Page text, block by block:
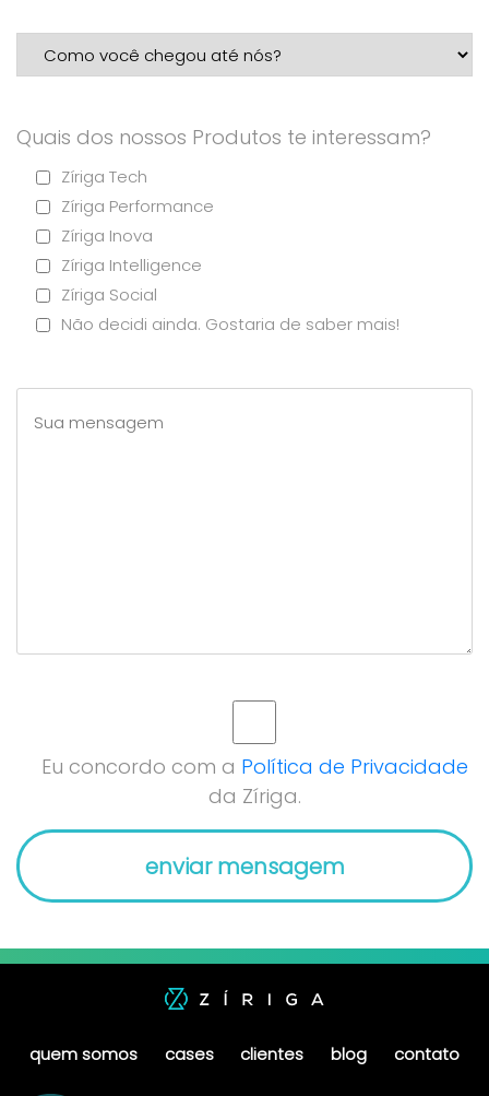
Quais dos nossos Produtos te interessam?
Zíriga Tech
Zíriga Performance
Zíriga Inova
Zíriga Intelligence
Zíriga Social
Não decidi ainda. Gostaria de saber mais!
Eu concordo com a Política de Privacidade
da Zíriga.
quem somos cases clientes blog contato